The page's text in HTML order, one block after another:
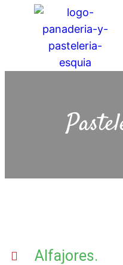
Alfajores.